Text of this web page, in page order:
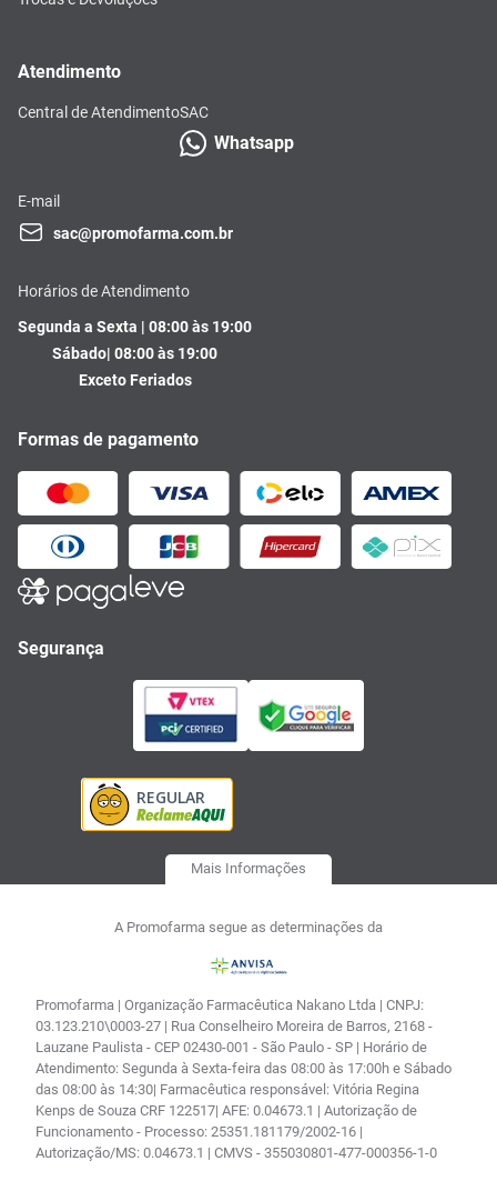
Atendimento
Central de AtendimentoSAC
Whatsapp
E-mail
sac@promofarma.com.br
Horários de Atendimento
Segunda a Sexta | 08:00 às 19:00
Sábado| 08:00 às 19:00
Exceto Feriados
Formas de pagamento
Segurança
Mais Informações
A Promofarma segue as determinações da
Promofarma | Organização Farmacêutica Nakano Ltda | CNPJ:
03.123.210\0003-27 | Rua Conselheiro Moreira de Barros, 2168 -
Lauzane Paulista - CEP 02430-001 - São Paulo - SP | Horário de
Atendimento: Segunda à Sexta-feira das 08:00 às 17:00h e Sábado
das 08:00 às 14:30| Farmacêutica responsável: Vitória Regina
Kenps de Souza CRF 122517| AFE: 0.04673.1 | Autorização de
Funcionamento - Processo: 25351.181179/2002-16 |
Autorização/MS: 0.04673.1 | CMVS - 355030801-477-000356-1-0